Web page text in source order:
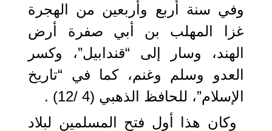
وفي سنة أربع وأربعين من الهجرة
غزا المهلب بن أبي صفرة أرض
الهند، وسار إلى “قندابيل”، وكسر
العدو وسلم وغنم، كما في “تاريخ
الإسلام”، للحافظ الذهبي (4 /12) .
وكان هذا أول فتح المسلمين لبلاد